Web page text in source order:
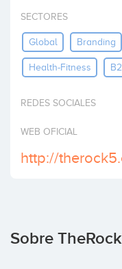
Invertir
SECTORES
Global Branding
Health-Fitness
REDES SOCIALES
WEB OFICIAL
http://
Sobre